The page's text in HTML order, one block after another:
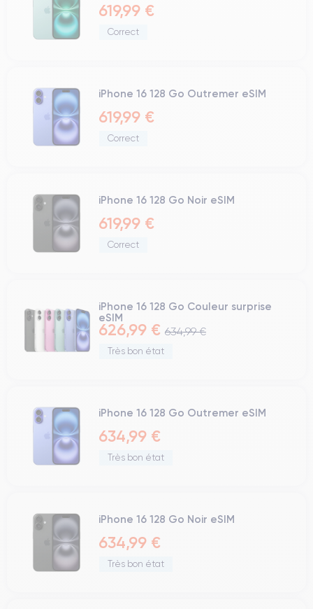
619,99 €
Correct
iPhone 16 128 Go Outremer eSIM
619,99 €
Correct
iPhone 16 128 Go Noir eSIM
619,99 €
Correct
iPhone 16 128 Go Couleur surprise
eSIM
626,99 € 634,99 €
Très bon état
iPhone 16 128 Go Outremer eSIM
634,99 €
Très bon état
iPhone 16 128 Go Noir eSIM
634,99 €
Très bon état